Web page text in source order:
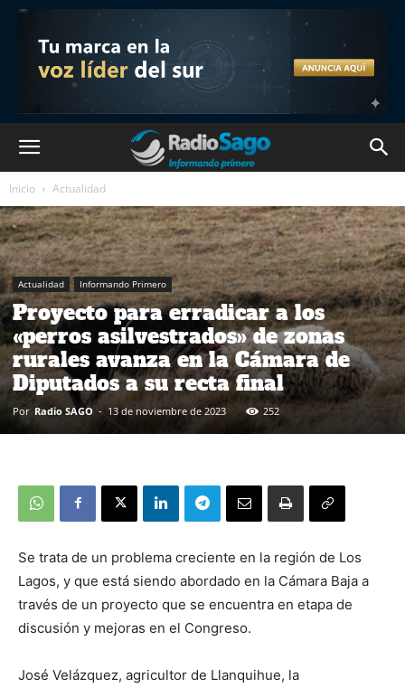
Inicio Actualidad
Actualidad Informando Primero
Proyecto para erradicar a los
«perros asilvestrados» de zonas
rurales avanza en la Cámara de
Diputados a su recta final
Por Radio SAGO - 13 de noviembre de 2023 252
Se trata de un problema creciente en la región de Los
Lagos, y que está siendo abordado en la Cámara Baja a
través de un proyecto que se encuentra en etapa de
discusión y mejoras en el Congreso.
José Velázquez, agricultor de Llanquihue, la